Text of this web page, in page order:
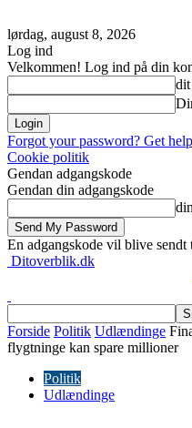
lørdag, august 8, 2026
Log ind
Velkommen! Log ind på din
dit
Forgot your password? Get help
Cookie politik
Gendan adgangskode
Gendan din adgangskode
En adgangskode vil blive sendt
Ditoverblik.dk
Forside Politik Udlændinge
flygtninge kan spare millioner
Politik
Udlændinge